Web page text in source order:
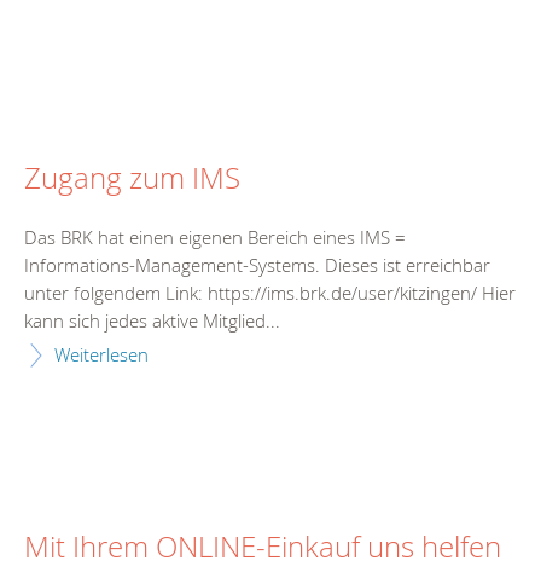
Zugang zum IMS
Das BRK hat einen eigenen Bereich eines IMS =
Informations-Management-Systems. Dieses ist erreichbar
unter folgendem Link: https://ims.brk.de/user/kitzingen/ Hier
kann sich jedes aktive Mitglied...
Weiterlesen
Mit Ihrem ONLINE-Einkauf uns helfen